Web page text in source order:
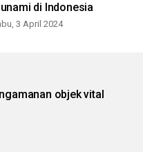
di Indonesia
3 April 2024
objek vital